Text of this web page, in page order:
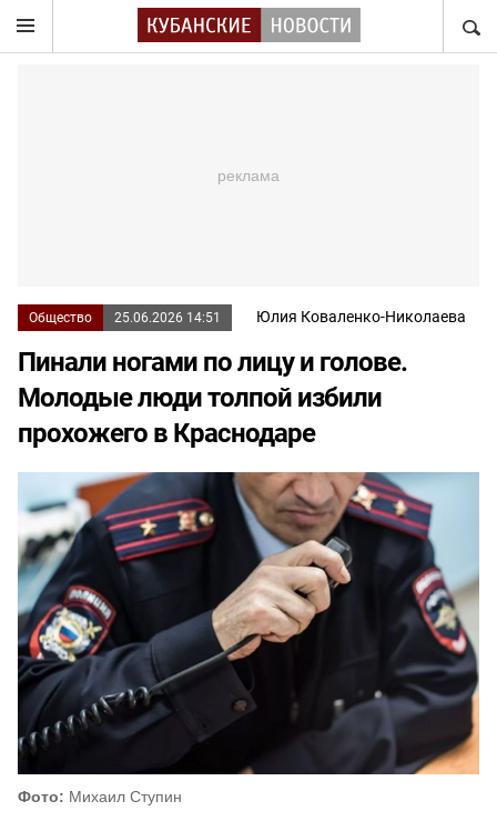
Общество 25.06.2026 14:51 Юлия Коваленко-Николаева
Пинали ногами по лицу и голове.
Молодые люди толпой избили
прохожего в Краснодаре
Фото: Михаил Ступин